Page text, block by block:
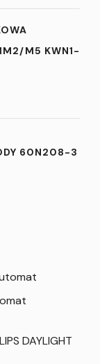
M5 KWN1-
60N208-3
DAYLIGHT